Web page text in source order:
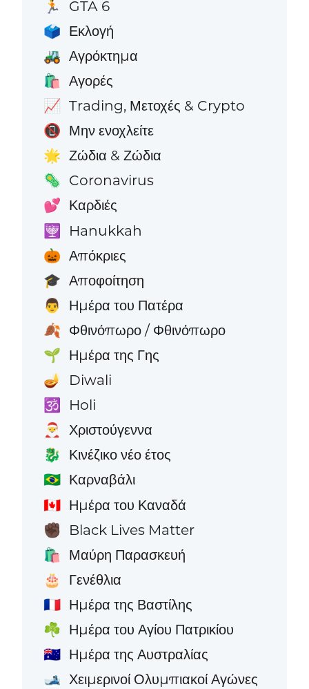
🏃 GTA 6
🗳️ Εκλογή
🚜 Αγρόκτημα
🛍️ Αγορές
📈 Trading, Μετοχές & Crypto
📵 Μην ενοχλείτε
🌟 Ζώδια & Ζώδια
🦠 Coronavirus
💕 Καρδιές
🕎 Hanukkah
🎃 Απόκριες
🎓 Αποφοίτηση
👨 Ημέρα του Πατέρα
🍂 Φθινόπωρο / Φθινόπωρο
🌱 Ημέρα της Γης
🪔 Diwali
🕉️ Holi
🎅 Χριστούγεννα
🐉 Κινέζικο νέο έτος
🇧🇷 Καρναβάλι
🇨🇦 Ημέρα του Καναδά
✊🏿 Black Lives Matter
🛍️ Μαύρη Παρασκευή
🎂 Γενέθλια
🇫🇷 Ημέρα της Βαστίλης
☘️ Ημέρα του Αγίου Πατρικίου
🇦🇺 Ημέρα της Αυστραλίας
🎿 Χειμερινοί Ολυμπιακοί Αγώνες